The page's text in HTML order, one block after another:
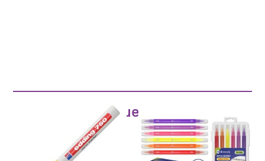
Artículos que pueden interesarte